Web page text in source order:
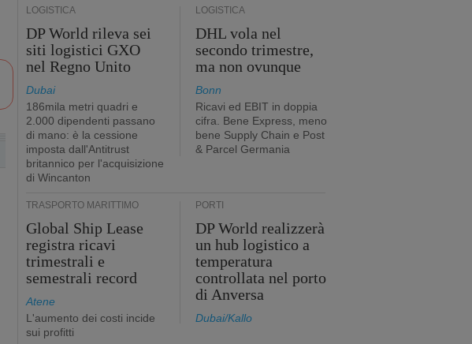
LOGISTICA
DP World rileva sei
siti logistici GXO
nel Regno Unito
Dubai
186mila metri quadri e
2.000 dipendenti passano
di mano: è la cessione
imposta dall'Antitrust
britannico per l'acquisizione
di Wincanton
LOGISTICA
DHL vola nel
secondo trimestre,
ma non ovunque
Bonn
Ricavi ed EBIT in doppia
cifra. Bene Express, meno
bene Supply Chain e Post
& Parcel Germania
TRASPORTO MARITTIMO
Global Ship Lease
registra ricavi
trimestrali e
semestrali record
Atene
L'aumento dei costi incide
sui profitti
PORTI
DP World realizzerà
un hub logistico a
temperatura
controllata nel porto
di Anversa
Dubai/Kallo